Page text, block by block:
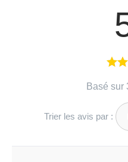
Basé sur
Trier les avis par :